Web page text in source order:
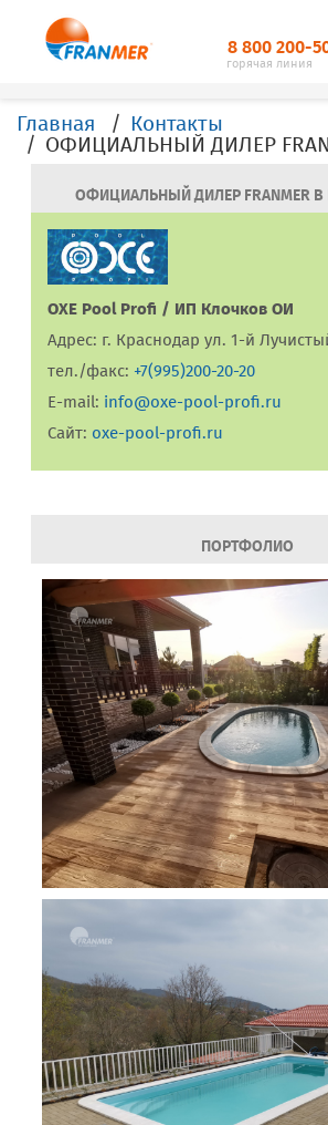
8 800 200-
горячая линия
Главная
Контакты
ОФИЦИАЛЬНЫЙ ДИЛЕР FRANMER В
OXE Pool Profi / ИП Клочков ОИ
Адрес: г. Краснодар ул. 1-й
тел./факс: +7(995)200-20-20
E-mail: info@oxe-pool-profi.ru
Сайт: oxe-pool-profi.ru
ПОРТФОЛИО